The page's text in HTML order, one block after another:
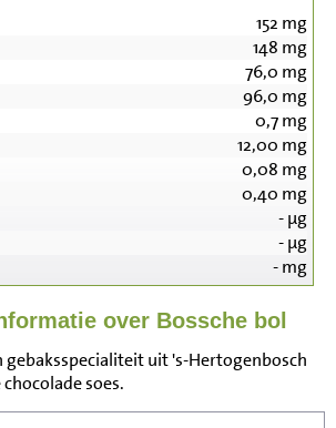
152 mg
148 mg
76,0 mg
96,0 mg
0,7mg
12,00 mg
0,08 mg
0,40 mg
-µg
-µg
-mg
over Bossche bol
gebaksspecialiteit uit 's-Hertogenbosch
soes.